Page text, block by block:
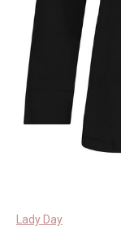
Lady Day